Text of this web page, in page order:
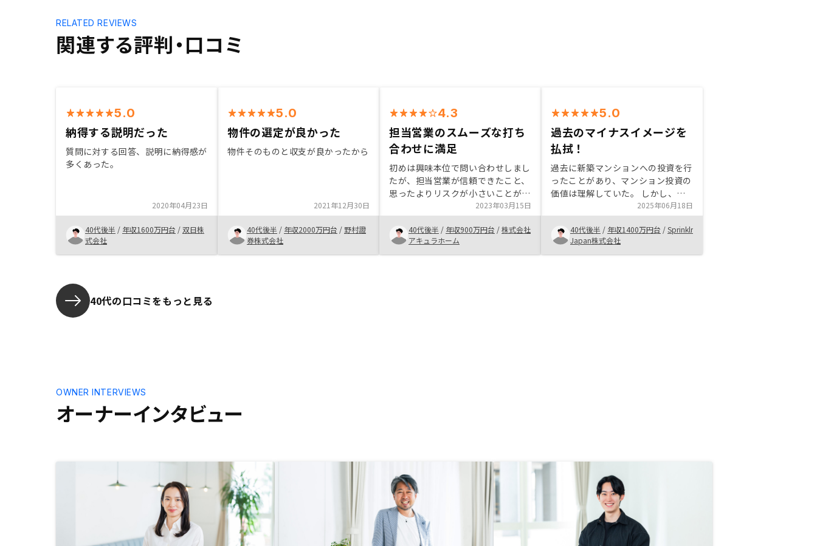
関連する評判・口コミ
RELATED REVIEWS
5.0
納得する説明だった
質問に対する回答、説明に納得感が
多くあった。
2020年04月23日
40代後半 / 年収1600万円台 /双日株
式会社
5.0
物件の選定が良かった
物件そのものと収支が良かったから
2021年12月30日
40代後半 / 年収2000万円台 / 野村證
券株式会社
4.3
担当営業のスムーズな打ち
合わせに満足
初めは興味本位で問い合わせしまし
たが、担当営業が信頼できたこと、
思ったよりリスクが小さいことがあ
り、決めました。 リスクとはキャ
ッシュフロー、毎月の支払いです。
自己資金10万円で始めたため毎月
10,000円前後のマイナスではあり
ますが、将来の資産、万が一私に何
2023年03月15日
40代後半 / 年収900万円台 /株式会社
アキュラホーム
5.0
過去のマイナスイメージを
払拭！
過去に新築マンションへの投資を行
ったことがあり、マンション投資の
価値は理解していた。 しかし、以
前取引していた会社では継続的なサ
ポートやアプリで簡単に物件の状況
などを把握するようなツールは用意
されていなかった。また、リスクの
説明や運用に対するサポートが不十
2025年06月18日
40代後半 / 年収1400万円台 /Sprinklr
Japan株式会社
40代の口コミをもっと見る
オーナーインタビュー
OWNER INTERVIEWS